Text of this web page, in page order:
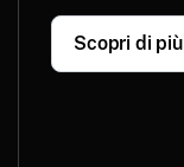
Scopri di più